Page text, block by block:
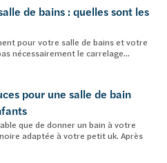
de bains : quelles sont les
pour votre salle de bains et votre
nécessairement le carrelage…
pour une salle de bain
que de donner un bain à votre
adaptée à votre petit uk. Après